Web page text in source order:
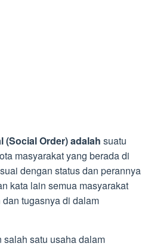
(Social Order) adalah suatu
masyarakat yang berada di
dengan status dan perannya
kata lain semua masyarakat
tugasnya di dalam
salah satu usaha dalam